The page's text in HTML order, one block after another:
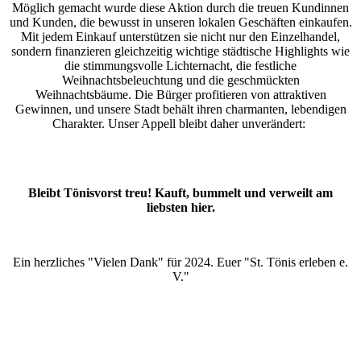
Möglich gemacht wurde diese Aktion durch die treuen Kundinnen
und Kunden, die bewusst in unseren lokalen Geschäften einkaufen.
Mit jedem Einkauf unterstützen sie nicht nur den Einzelhandel,
sondern finanzieren gleichzeitig wichtige städtische Highlights wie
die stimmungsvolle Lichternacht, die festliche
Weihnachtsbeleuchtung und die geschmückten
Weihnachtsbäume. Die Bürger profitieren von attraktiven
Gewinnen, und unsere Stadt behält ihren charmanten, lebendigen
Charakter. Unser Appell bleibt daher unverändert:
Bleibt Tönisvorst treu! Kauft, bummelt und verweilt am
liebsten hier.
Ein herzliches "Vielen Dank" für 2024. Euer "St. Tönis erleben e.
V."